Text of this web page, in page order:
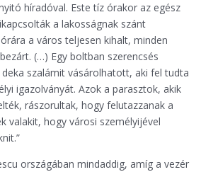
híradóval. Este tíz órakor az egész
a lakosságnak szánt
a város teljesen kihalt, minden
(…) Egy boltban szerencsés
szalámit vásárolhatott, aki fel tudta
igazolványát. Azok a parasztok, akik
rászorultak, hogy felutazzanak a
valakit, hogy városi személyijével
országában mindaddig, amíg a vezér